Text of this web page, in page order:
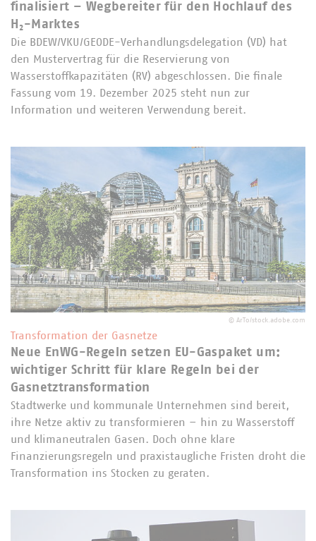
finalisiert – Wegbereiter für den Hochlauf des
H₂-Marktes
Die BDEW/VKU/GEODE-Verhandlungsdelegation (VD) hat
den Mustervertrag für die Reservierung von
Wasserstoffkapazitäten (RV) abgeschlossen. Die finale
Fassung vom 19. Dezember 2025 steht nun zur
Information und weiteren Verwendung bereit.
© ArTo/stock.adobe.com
Transformation der Gasnetze
Neue EnWG-Regeln setzen EU-Gaspaket um:
wichtiger Schritt für klare Regeln bei der
Gasnetztransformation
Stadtwerke und kommunale Unternehmen sind bereit,
ihre Netze aktiv zu transformieren – hin zu Wasserstoff
und klimaneutralen Gasen. Doch ohne klare
Finanzierungsregeln und praxistaugliche Fristen droht die
Transformation ins Stocken zu geraten.